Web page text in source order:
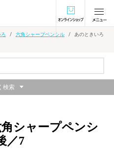
オンラインショ
六角シャープペンシル
あのときいろ
シャープペンシ
／7
検索